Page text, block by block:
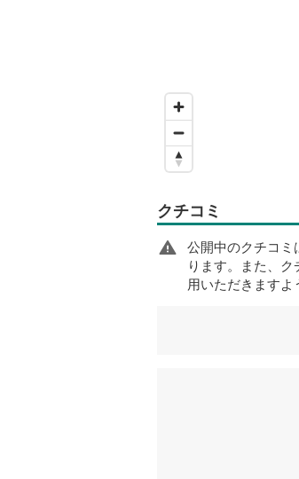
クチコミ
公開中のクチコ
ります。また、
用いただきますよ